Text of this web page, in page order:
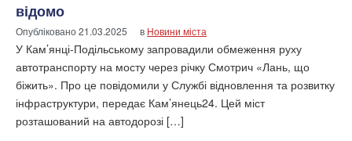
відомо
Опубліковано21.03.2025 в Новини міста
У Кам’янці-Подільському запровадили обмеження руху
автотранспорту на мосту через річку Смотрич «Лань, що
біжить». Про це повідомили у Службі відновлення та розвитку
інфраструктури, передає Кам’янець24. Цей міст
розташований на автодорозі […]